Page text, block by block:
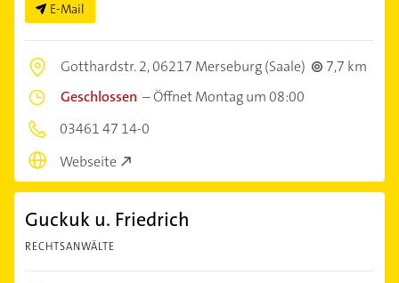
E-Mail
Gotthardstr. 2,06217 Merseburg (Saale)
7,7 km
Geschlossen –Öffnet Montag um 08:00
03461 47 14-0
Webseite
Guckuk u. Friedrich
RECHTSANWÄLTE